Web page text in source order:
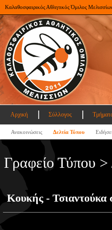
Καλαθοσφαιρικός Αθλητικός Όμιλος
Αρχική Σύλλογος
Ανακοινώσεις Δελτία Τύπου
Γραφείο Τύπου >
Κουκής - Τσιαντούκα